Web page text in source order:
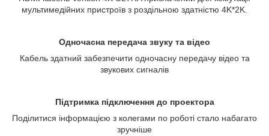
мультимедійних пристроїв з роздільною здатністю 4K*2K.
Одночасна передача звуку та відео
Кабель здатний забезпечити одночасну передачу відео та
звукових сигналів
Підтримка підключення до проектора
Поділитися інформацією з колегами по роботі стало набагато
зручніше